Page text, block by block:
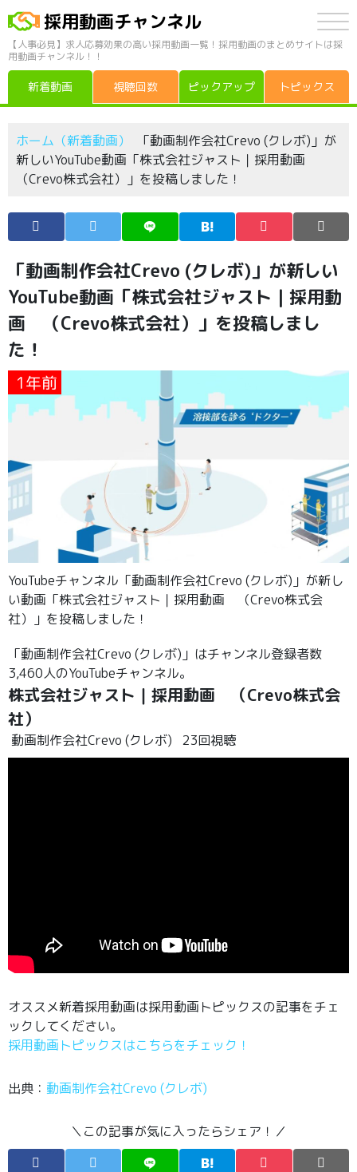
採用動画チャンネル
【人事必見】求人応募効果の高い採用動画一覧！採用動画のまとめサイトは採
用動画チャンネル！！
新着動画 視聴回数 ピックアップ トピックス
ホーム（新着動画）
「動画制作会社Crevo (クレボ)」が
新しいYouTube動画「株式会社ジャスト｜採用動画
（Crevo株式会社）」を投稿しました！
「動画制作会社Crevo (クレボ)」が新しい
YouTube動画「株式会社ジャスト｜採用動
画 （Crevo株式会社）」を投稿しまし
た！
1年前
YouTubeチャンネル「動画制作会社Crevo (クレボ)」が新し
い動画「株式会社ジャスト｜採用動画 （Crevo株式会
社）」を投稿しました！
「動画制作会社Crevo (クレボ)」はチャンネル登録者数
3,460人のYouTubeチャンネル。
株式会社ジャスト｜採用動画 （Crevo株式会
社）
動画制作会社Crevo (クレボ) 23回視聴
オススメ新着採用動画は採用動画トピックスの記事をチェ
ックしてください。
採用動画トピックスはこちらをチェック！
出典： 動画制作会社Crevo (クレボ)
＼この記事が気に入ったらシェア！／